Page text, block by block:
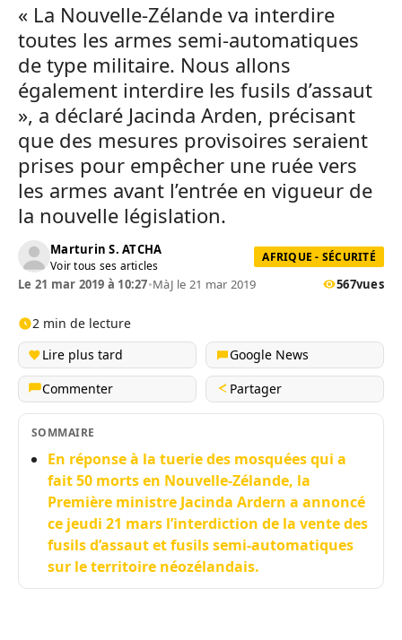
« La Nouvelle-Zélande va interdire
toutes les armes semi-automatiques
de type militaire. Nous allons
également interdire les fusils d’assaut
», a déclaré Jacinda Arden, précisant
que des mesures provisoires seraient
prises pour empêcher une ruée vers
les armes avant l’entrée en vigueur de
la nouvelle législation.
Marturin S. ATCHA
Voir tous ses articles
AFRIQUE - SÉCURITÉ
Le 21 mar 2019 à 10:27•MàJ le 21 mar 2019 567vues
2 min de lecture
Lire plus tard
Google News
Commenter
Partager
SOMMAIRE
En réponse à la tuerie des mosquées qui a
fait 50 morts en Nouvelle-Zélande, la
Première ministre Jacinda Ardern a annoncé
ce jeudi 21 mars l’interdiction de la vente des
fusils d’assaut et fusils semi-automatiques
sur le territoire néozélandais.